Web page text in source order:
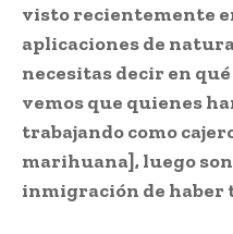
visto recientemente
aplicaciones de
necesitas decir en
vemos que quienes
trabajando como
marihuana], luego
inmigración de haber